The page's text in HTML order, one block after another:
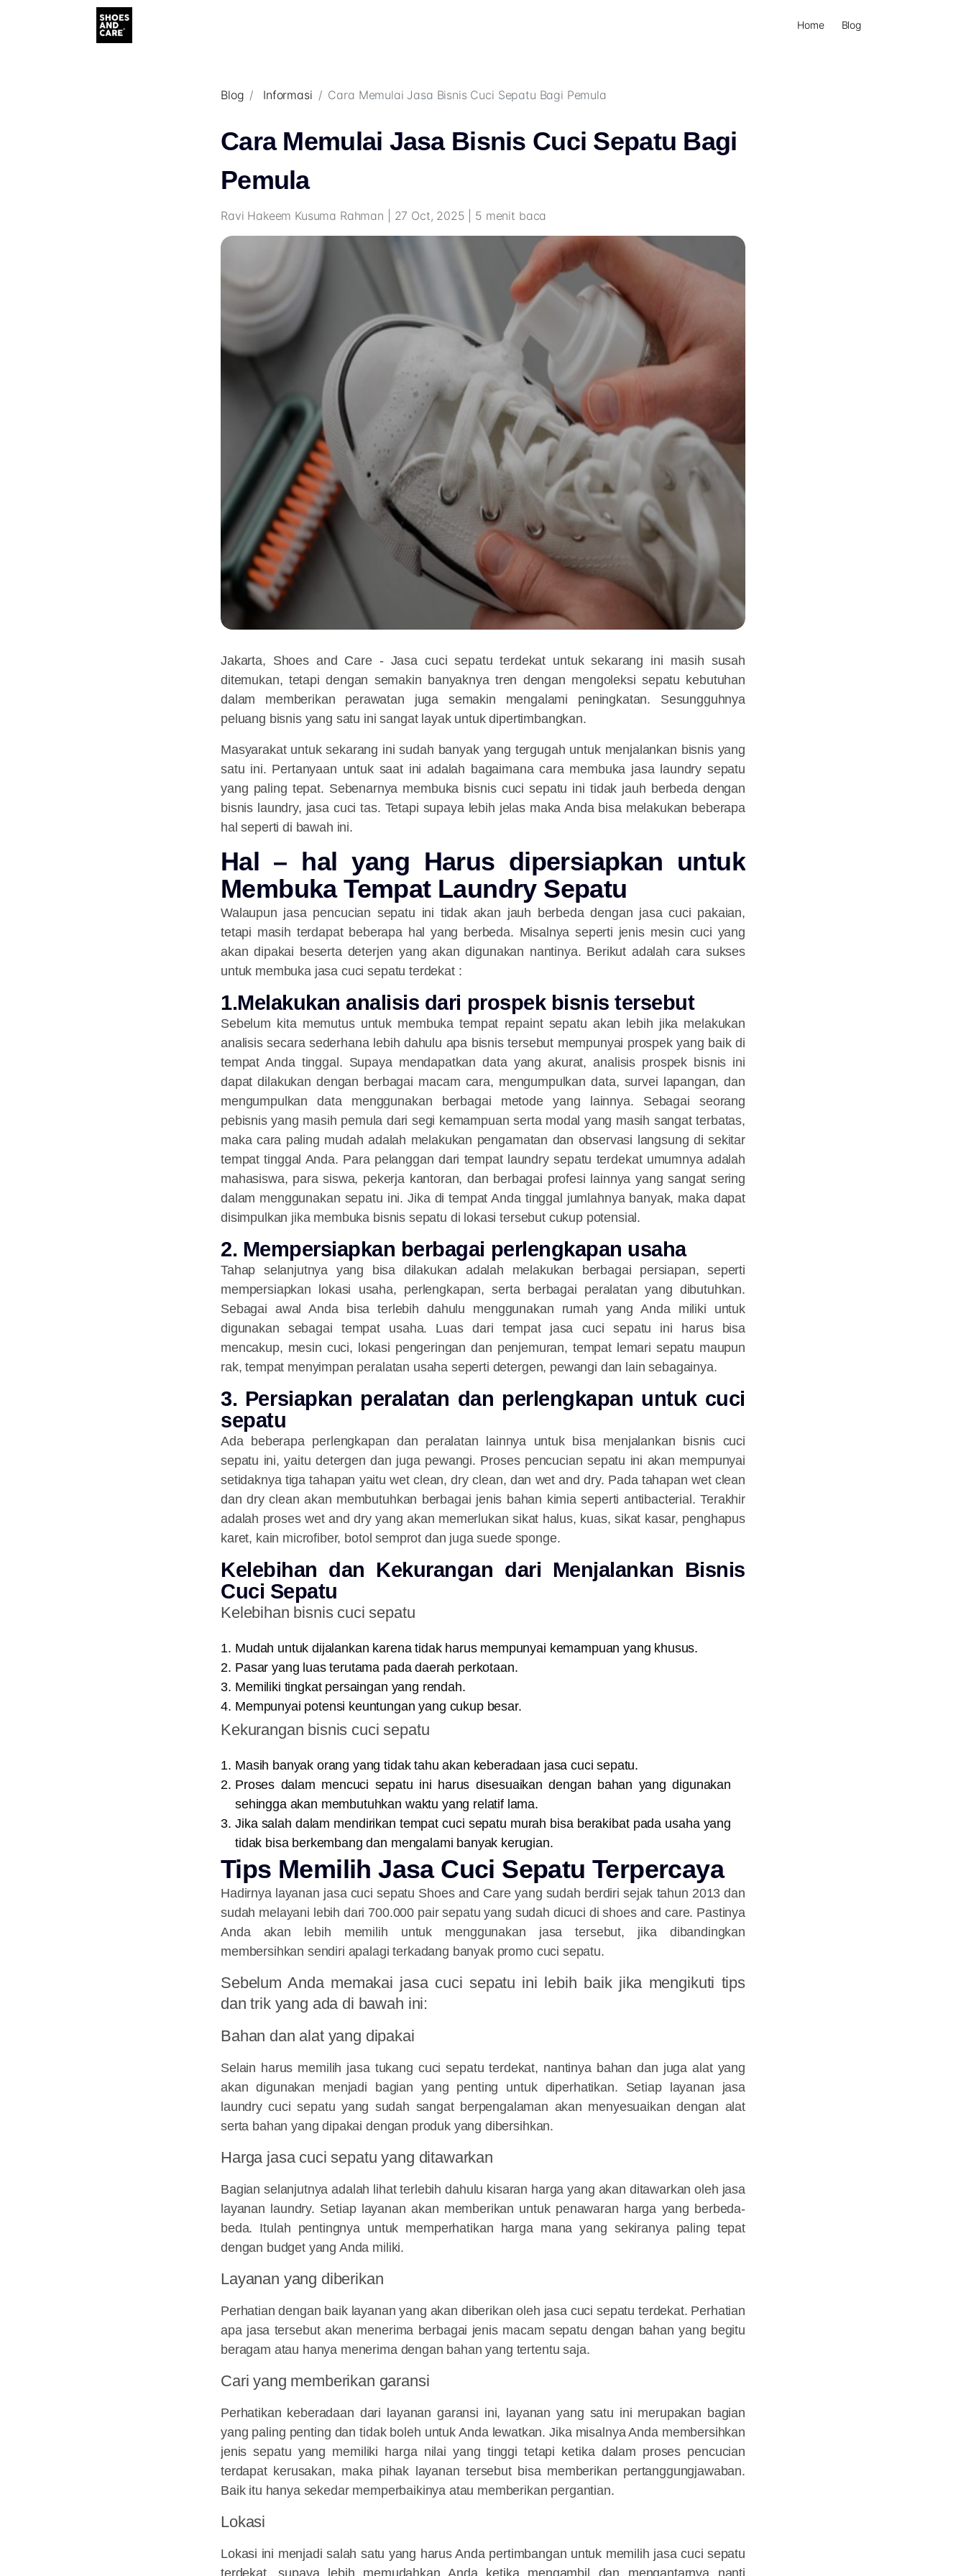
Home Blog
Blog Informasi Cara Memulai Jasa Bisnis Cuci Sepatu Bagi Pemula
Cara Memulai Jasa Bisnis Cuci Sepatu Bagi
Pemula
Ravi Hakeem Kusuma Rahman | 27 Oct, 2025 | 5 menit baca
Jakarta, Shoes and Care - Jasa cuci sepatu terdekat untuk sekarang ini masih susah
ditemukan, tetapi dengan semakin banyaknya tren dengan mengoleksi sepatu kebutuhan
dalam memberikan perawatan juga semakin mengalami peningkatan. Sesungguhnya
peluang bisnis yang satu ini sangat layak untuk dipertimbangkan.
Masyarakat untuk sekarang ini sudah banyak yang tergugah untuk menjalankan bisnis yang
satu ini. Pertanyaan untuk saat ini adalah bagaimana cara membuka jasa laundry sepatu
yang paling tepat. Sebenarnya membuka bisnis cuci sepatu ini tidak jauh berbeda dengan
bisnis laundry, jasa cuci tas. Tetapi supaya lebih jelas maka Anda bisa melakukan beberapa
hal seperti di bawah ini.
Hal – hal yang Harus dipersiapkan untuk
Membuka Tempat Laundry Sepatu
Walaupun jasa pencucian sepatu ini tidak akan jauh berbeda dengan jasa cuci pakaian,
tetapi masih terdapat beberapa hal yang berbeda. Misalnya seperti jenis mesin cuci yang
akan dipakai beserta deterjen yang akan digunakan nantinya. Berikut adalah cara sukses
untuk membuka jasa cuci sepatu terdekat :
1.Melakukan analisis dari prospek bisnis tersebut
Sebelum kita memutus untuk membuka tempat repaint sepatu akan lebih jika melakukan
analisis secara sederhana lebih dahulu apa bisnis tersebut mempunyai prospek yang baik di
tempat Anda tinggal. Supaya mendapatkan data yang akurat, analisis prospek bisnis ini
dapat dilakukan dengan berbagai macam cara, mengumpulkan data, survei lapangan, dan
mengumpulkan data menggunakan berbagai metode yang lainnya. Sebagai seorang
pebisnis yang masih pemula dari segi kemampuan serta modal yang masih sangat terbatas,
maka cara paling mudah adalah melakukan pengamatan dan observasi langsung di sekitar
tempat tinggal Anda. Para pelanggan dari tempat laundry sepatu terdekat umumnya adalah
mahasiswa, para siswa, pekerja kantoran, dan berbagai profesi lainnya yang sangat sering
dalam menggunakan sepatu ini. Jika di tempat Anda tinggal jumlahnya banyak, maka dapat
disimpulkan jika membuka bisnis sepatu di lokasi tersebut cukup potensial.
2. Mempersiapkan berbagai perlengkapan usaha
Tahap selanjutnya yang bisa dilakukan adalah melakukan berbagai persiapan, seperti
mempersiapkan lokasi usaha, perlengkapan, serta berbagai peralatan yang dibutuhkan.
Sebagai awal Anda bisa terlebih dahulu menggunakan rumah yang Anda miliki untuk
digunakan sebagai tempat usaha. Luas dari tempat jasa cuci sepatu ini harus bisa
mencakup, mesin cuci, lokasi pengeringan dan penjemuran, tempat lemari sepatu maupun
rak, tempat menyimpan peralatan usaha seperti detergen, pewangi dan lain sebagainya.
3. Persiapkan peralatan dan perlengkapan untuk cuci
sepatu
Ada beberapa perlengkapan dan peralatan lainnya untuk bisa menjalankan bisnis cuci
sepatu ini, yaitu detergen dan juga pewangi. Proses pencucian sepatu ini akan mempunyai
setidaknya tiga tahapan yaitu wet clean, dry clean, dan wet and dry. Pada tahapan wet clean
dan dry clean akan membutuhkan berbagai jenis bahan kimia seperti antibacterial. Terakhir
adalah proses wet and dry yang akan memerlukan sikat halus, kuas, sikat kasar, penghapus
karet, kain microfiber, botol semprot dan juga suede sponge.
Kelebihan dan Kekurangan dari Menjalankan Bisnis
Cuci Sepatu
Kelebihan bisnis cuci sepatu
Mudah untuk dijalankan karena tidak harus mempunyai kemampuan yang khusus.
Pasar yang luas terutama pada daerah perkotaan.
Memiliki tingkat persaingan yang rendah.
Mempunyai potensi keuntungan yang cukup besar.
Kekurangan bisnis cuci sepatu
Masih banyak orang yang tidak tahu akan keberadaan jasa cuci sepatu.
Proses dalam mencuci sepatu ini harus disesuaikan dengan bahan yang digunakan
sehingga akan membutuhkan waktu yang relatif lama.
Jika salah dalam mendirikan tempat cuci sepatu murah bisa berakibat pada usaha yang
tidak bisa berkembang dan mengalami banyak kerugian.
Tips Memilih Jasa Cuci Sepatu Terpercaya
Hadirnya layanan jasa cuci sepatu Shoes and Care yang sudah berdiri sejak tahun 2013 dan
sudah melayani lebih dari 700.000 pair sepatu yang sudah dicuci di shoes and care. Pastinya
Anda akan lebih memilih untuk menggunakan jasa tersebut, jika dibandingkan
membersihkan sendiri apalagi terkadang banyak promo cuci sepatu.
Sebelum Anda memakai jasa cuci sepatu ini lebih baik jika mengikuti tips
dan trik yang ada di bawah ini:
Bahan dan alat yang dipakai
Selain harus memilih jasa tukang cuci sepatu terdekat, nantinya bahan dan juga alat yang
akan digunakan menjadi bagian yang penting untuk diperhatikan. Setiap layanan jasa
laundry cuci sepatu yang sudah sangat berpengalaman akan menyesuaikan dengan alat
serta bahan yang dipakai dengan produk yang dibersihkan.
Harga jasa cuci sepatuyang ditawarkan
Bagian selanjutnya adalah lihat terlebih dahulu kisaran harga yang akan ditawarkan oleh jasa
layanan laundry. Setiap layanan akan memberikan untuk penawaran harga yang berbeda-
beda. Itulah pentingnya untuk memperhatikan harga mana yang sekiranya paling tepat
dengan budget yang Anda miliki.
Layanan yang diberikan
Perhatian dengan baik layanan yang akan diberikan oleh jasa cuci sepatu terdekat. Perhatian
apa jasa tersebut akan menerima berbagai jenis macam sepatu dengan bahan yang begitu
beragam atau hanya menerima dengan bahan yang tertentu saja.
Cari yang memberikan garansi
Perhatikan keberadaan dari layanan garansi ini, layanan yang satu ini merupakan bagian
yang paling penting dan tidak boleh untuk Anda lewatkan. Jika misalnya Anda membersihkan
jenis sepatu yang memiliki harga nilai yang tinggi tetapi ketika dalam proses pencucian
terdapat kerusakan, maka pihak layanan tersebut bisa memberikan pertanggungjawaban.
Baik itu hanya sekedar memperbaikinya atau memberikan pergantian.
Lokasi
Lokasi ini menjadi salah satu yang harus Anda pertimbangan untuk memilih jasa cuci sepatu
terdekat, supaya lebih memudahkan Anda ketika mengambil dan mengantarnya nanti